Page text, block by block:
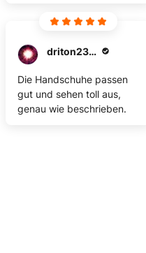
driton2310
Die Handschuhe passen
gut und sehen toll aus,
genau wie beschrieben.